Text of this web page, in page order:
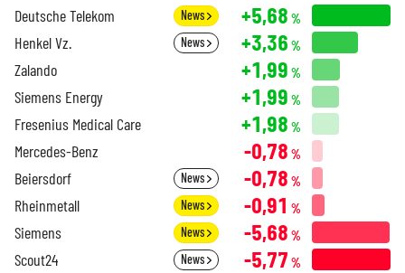
Deutsche Telekom News +5,68 %
Henkel Vz. News +3,36 %
Zalando +1,99 %
Siemens Energy +1,99 %
Fresenius Medical Care +1,98 %
Mercedes-Benz -0,78 %
Beiersdorf News -0,78 %
Rheinmetall News -0,91 %
Siemens News -5,68 %
Scout24 News -5,77 %